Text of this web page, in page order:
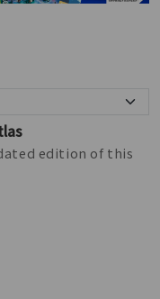
edition of this
of the world. Great
all th...